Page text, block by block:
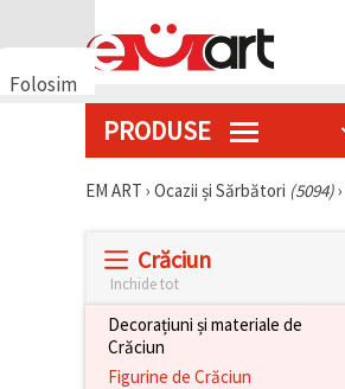
Folosim
funcționarea
PRODUSE
EM ART › Ocazii și Sărbători (5094)›
Crăciun
Inchide tot
Decorațiuni și materiale de
Crăciun
Figurine de Crăciun